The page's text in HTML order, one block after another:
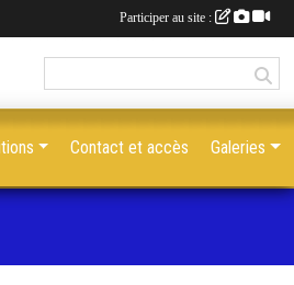
Contact et accès Galeries
Participer au site :